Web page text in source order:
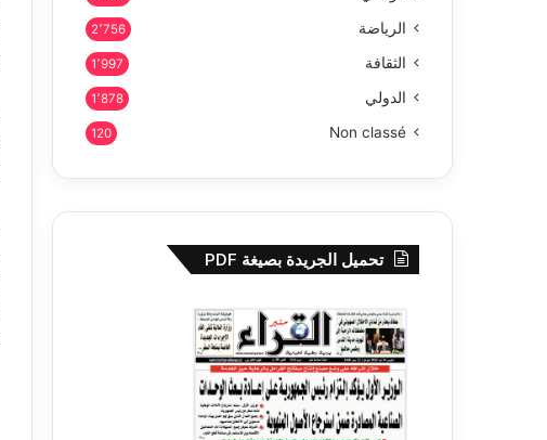
الرياضة 2٬756
الثقافة 1٬997
الدولي 1٬878
Non classé
120
تحميل الجريدة بصيغة PDF